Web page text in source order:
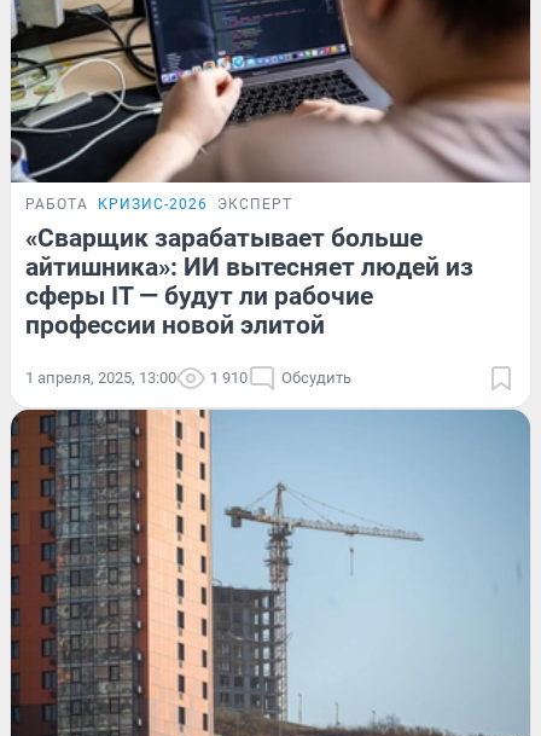
РАБОТА КРИЗИС-2026 ЭКСПЕРТ
«Сварщик зарабатывает больше
айтишника»: ИИ вытесняет людей из
сферы IT — будут ли рабочие
профессии новой элитой
1 апреля, 2025, 13:00 1 910 Обсудить